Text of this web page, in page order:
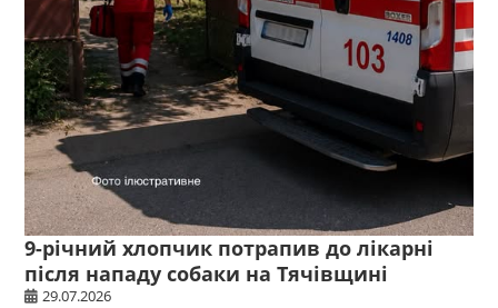
9-річний хлопчик потрапив до лікарні
після нападу собаки на Тячівщині
29.07.2026